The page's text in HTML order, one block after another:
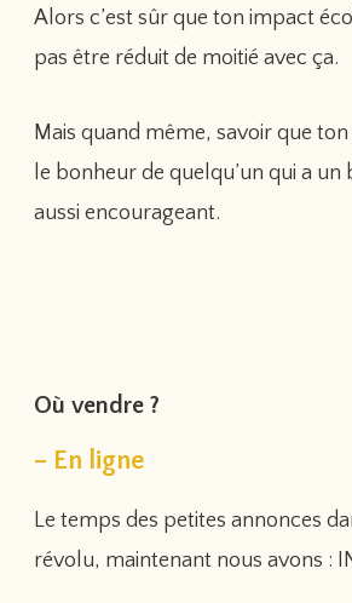
Alors c’est sûr que ton impact
pas être réduit de moitié avec ça.
Mais quand même, savoir que
le bonheur de quelqu’un qui a
aussi encourageant.
Où vendre ?
– En ligne
Le temps des petites annonces
révolu, maintenant nous avons :